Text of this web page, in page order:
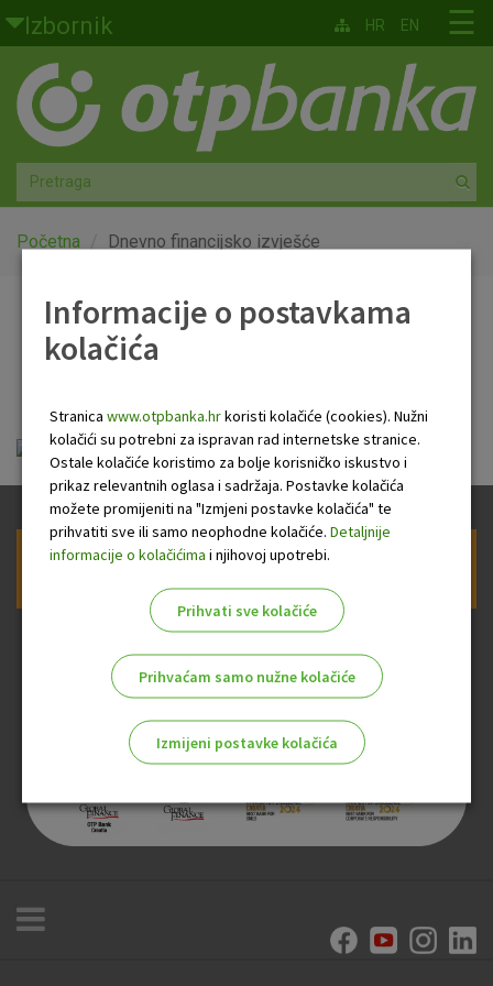
Skoči na glavni sadržaj
Izbornik
Građani
Privatno bankarstvo
Agro
Mala poduzeća i obrtnici
Globalna tržišta
O nama
☰
HR EN
Početna Dnevno financijsko izvješće
Dnevno financijsko
OTP Dnevno financijsko izvješće.pdf
Prijava na newsletter OTP banke
Informacije o postavkama
kolačića
Stranica www.otpbanka.hrkoristi kolačiće (cookies). Nužni
kolačići su potrebni za ispravan rad internetske stranice.
Ostale kolačiće koristimo za bolje korisničko iskustvo i
prikaz relevantnih oglasa i sadržaja. Postavke kolačića
možete promijeniti na "Izmjeni postavke kolačića" te
prihvatiti sve ili samo neophodne kolačiće. Detaljnije
informacije o kolačićima i njihovoj upotrebi.
Prihvati sve kolačiće
Prihvaćam samo nužne kolačiće
Izmijeni postavke kolačića